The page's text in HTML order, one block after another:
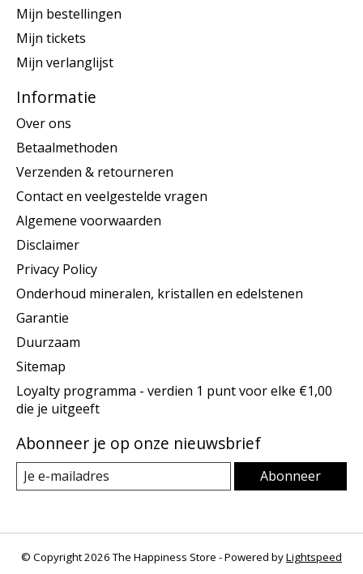
Mijn bestellingen
Mijn tickets
Mijn verlanglijst
Informatie
Over ons
Betaalmethoden
Verzenden & retourneren
Contact en veelgestelde vragen
Algemene voorwaarden
Disclaimer
Privacy Policy
Onderhoud mineralen, kristallen en edelstenen
Garantie
Duurzaam
Sitemap
Loyalty programma - verdien 1 punt voor elke €1,00
die je uitgeeft
Abonneer je op onze nieuwsbrief
Abonneer
© Copyright 2026 The Happiness Store - Powered byLightspeed